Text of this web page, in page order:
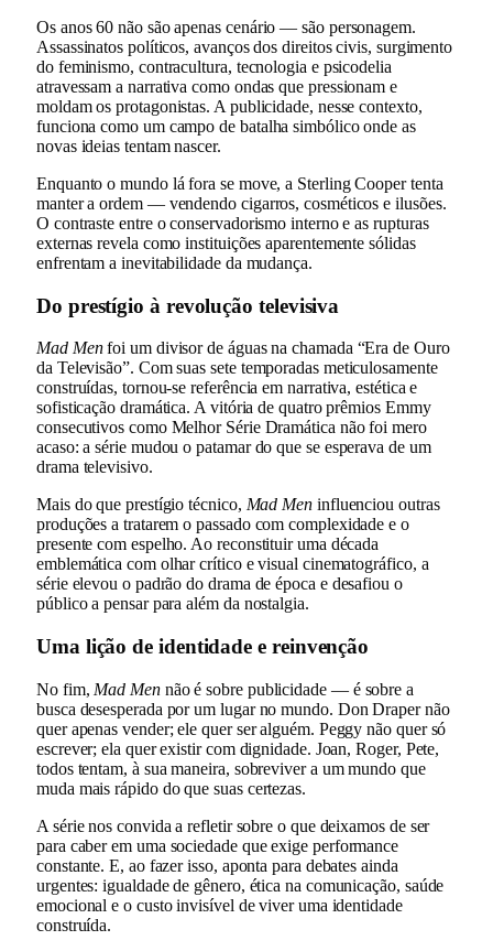
Os anos 60 não são apenas cenário — são personagem.
Assassinatos políticos, avanços dos direitos civis, surgimento
do feminismo, contracultura, tecnologia e psicodelia
atravessam a narrativa como ondas que pressionam e
moldam os protagonistas. A publicidade, nesse contexto,
funciona como um campo de batalha simbólico onde as
novas ideias tentam nascer.
Enquanto o mundo lá fora se move, a Sterling Cooper tenta
manter a ordem — vendendo cigarros, cosméticos e ilusões.
O contraste entre o conservadorismo interno e as rupturas
externas revela como instituições aparentemente sólidas
enfrentam a inevitabilidade da mudança.
Do prestígio à revolução televisiva
Mad Menfoi um divisor de águas na chamada “Era de Ouro
da Televisão”. Com suas sete temporadas meticulosamente
construídas, tornou-se referência em narrativa, estética e
sofisticação dramática. A vitória de quatro prêmios Emmy
consecutivos como Melhor Série Dramática não foi mero
acaso: a série mudou o patamar do que se esperava de um
drama televisivo.
Mais do que prestígio técnico, Mad Meninfluenciou outras
produções a tratarem o passado com complexidade e o
presente com espelho. Ao reconstituir uma década
emblemática com olhar crítico e visual cinematográfico, a
série elevou o padrão do drama de época e desafiou o
público a pensar para além da nostalgia.
Uma lição de identidade e reinvenção
No fim, Mad Mennão é sobre publicidade — é sobre a
busca desesperada por um lugar no mundo. Don Draper não
quer apenas vender; ele quer ser alguém. Peggy não quer só
escrever; ela quer existir com dignidade. Joan, Roger, Pete,
todos tentam, à sua maneira, sobreviver a um mundo que
muda mais rápido do que suas certezas.
A série nos convida a refletir sobre o que deixamos de ser
para caber em uma sociedade que exige performance
constante. E, ao fazer isso, aponta para debates ainda
urgentes: igualdade de gênero, ética na comunicação, saúde
emocional e o custo invisível de viver uma identidade
construída.